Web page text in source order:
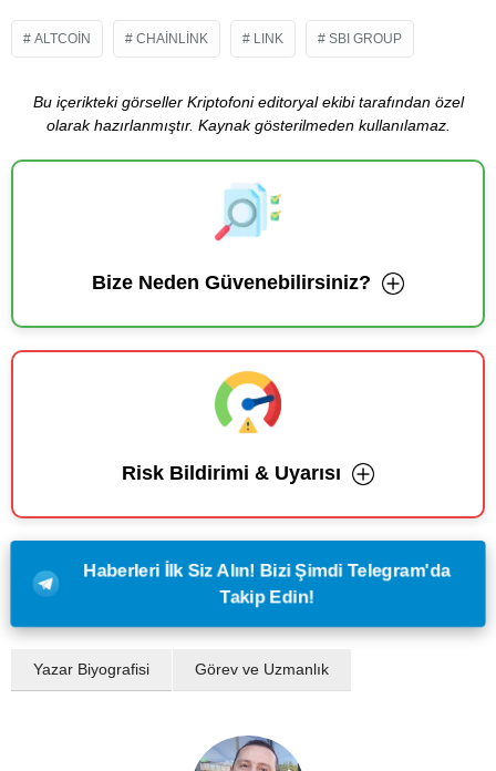
ALTCOIN CHAINLINK LINK SBI GROUP
Bu içerikteki görseller Kriptofoni editoryal ekibi tarafından özel
olarak hazırlanmıştır. Kaynak gösterilmeden kullanılamaz.
Bize Neden Güvenebilirsiniz?
Risk Bildirimi & Uyarısı
Haberleri İlk Siz Alın! Bizi Şimdi Telegram'da
Takip Edin!
Yazar Biyografisi Görev ve Uzmanlık